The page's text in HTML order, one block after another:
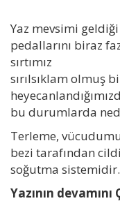
Yaz mevsimi
pedallarını biraz
sırtımız
sırılsıklam olmuş
bu durumlarda
Terleme,
bezi tarafından
soğutma sistemidir.
Yazının